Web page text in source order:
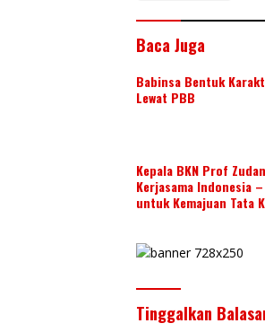
Baca Juga
Babinsa Bentuk
Lewat PBB
Kepala BKN Prof
Kerjasama Indonesia
untuk Kemajuan Tata
Tinggalkan